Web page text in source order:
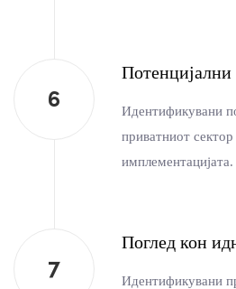
Потенцијални
Идентификувани
приватниот
имплементацијата.
Поглед кон
Идентификувани